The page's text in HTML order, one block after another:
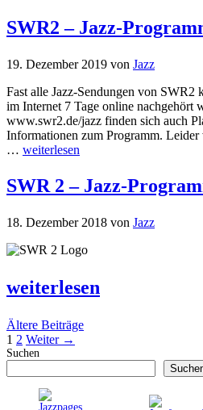
SWR2 – Jazz-
19. Dezember 2019 von Jazz
Fast alle Jazz-Sendungen von SWR2
im Internet 7 Tage online nachgehört
www.swr2.de/jazz finden sich auch
Informationen zum Programm.
… weiterlesen
SWR 2 – Jazz-
18. Dezember 2018 von Jazz
weiterlesen
Ältere Beiträge
Seite
1 Seite
2 Weiter →
Suchen